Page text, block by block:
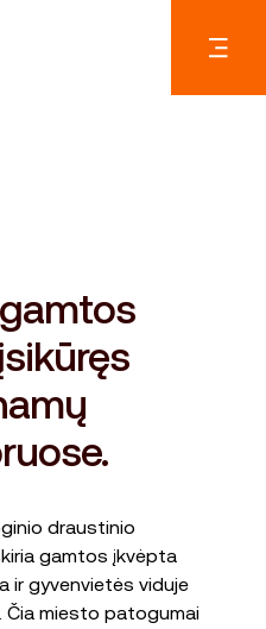
draustinio
gamtos įkvėpta
ir gyvenvietės viduje
Čia miesto patogumai